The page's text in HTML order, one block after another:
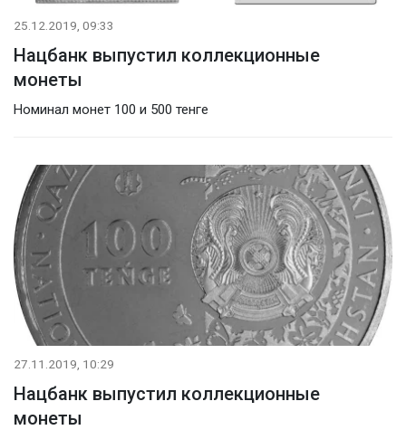
25.12.2019, 09:33
Нацбанк выпустил коллекционные
монеты
Номинал монет 100 и 500 тенге
27.11.2019, 10:29
Нацбанк выпустил коллекционные
монеты